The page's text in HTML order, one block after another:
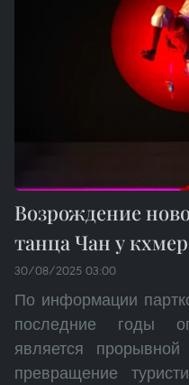
Возрождение
танца Чан у
30/08/2025 03:00
По информации
последние годы
является
превращение